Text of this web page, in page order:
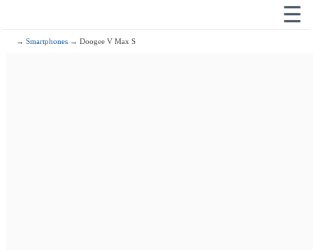
☰
→Smartphones → Doogee V Max S